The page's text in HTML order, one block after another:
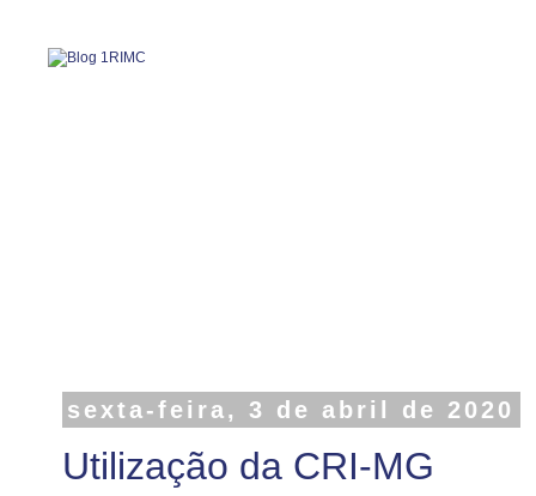
sexta-feira, 3 de abril de 2020
Utilização da CRI-MG